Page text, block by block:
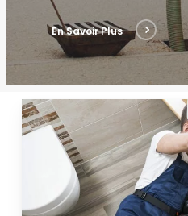
En Savoir Plus